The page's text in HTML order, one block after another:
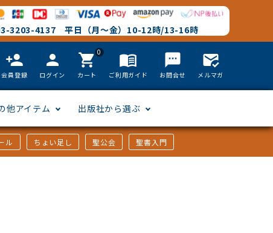
3203-4137 平日（月～金）10-12時/13-16時
person_add
会員登録
person
ログイン
0
shopping_cart
カート
menu_book
ご利用ガイド
textsms
お問合せ
mark_email_read
メルマガ
他アイテム 出版社から選ぶ
ル ちょい足し 聖公会 聖書入門